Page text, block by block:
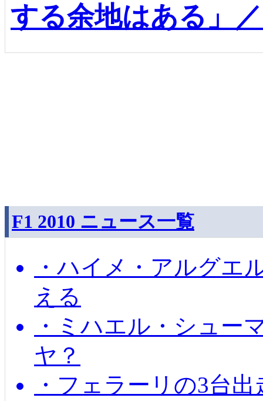
する余地はある」
F1 2010 ニュース一覧
・ハイメ・アルグエ
える
・ミハエル・シュー
ヤ？
・フェラーリの3台